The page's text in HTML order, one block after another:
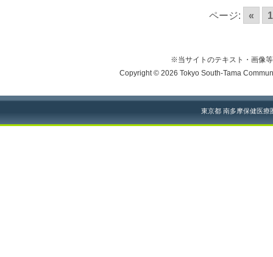
ページ: « 1
※当サイトのテキスト・画像
Copyright © 2026 Tokyo South-Tama
東京都 南多摩保健医療